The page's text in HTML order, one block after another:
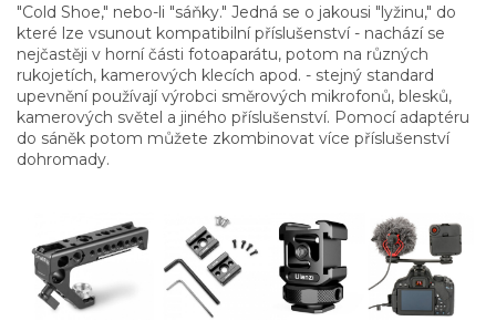
"Cold Shoe," nebo-li "sáňky." Jedná se o jakousi "lyžinu," do
které lze vsunout kompatibilní příslušenství - nachází se
nejčastěji v horní části fotoaparátu, potom na různých
rukojetích, kamerových klecích apod. - stejný standard
upevnění používají výrobci směrových mikrofonů, blesků,
kamerových světel a jiného příslušenství. Pomocí adaptéru
do sáněk potom můžete zkombinovat více příslušenství
dohromady.